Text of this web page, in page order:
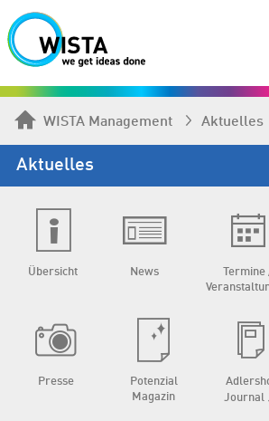
WISTA Management Aktuelles
Aktuelles
Übersicht News
Termine
Presse
Potenzial
Magazin
Journal